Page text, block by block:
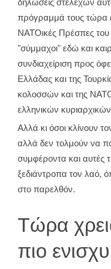
δηλώσεις στελεχών
πρόγραμμά τους τώρα
ΝΑΤΟικές Πρέσπες του
"σύμμαχοι" εδώ και
συνδιαχείριση προς
Ελλάδας και της
κολοσσών και της
ελληνικών
Αλλά κι όσοι κλίνουν
αλλά δεν τολμούν να
συμφέροντα και αυτές
ξεδιάντροπα τον λαό,
στο παρελθόν.
Τώρα
πιο